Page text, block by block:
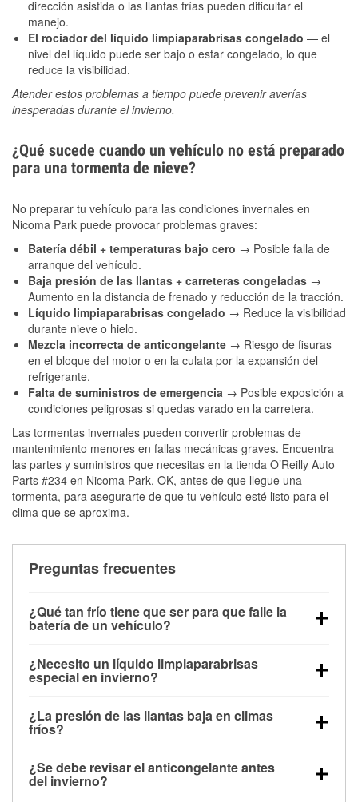
dirección asistida o las llantas frías pueden dificultar el
manejo.
El rociador del líquido limpiaparabrisas congelado — el
nivel del líquido puede ser bajo o estar congelado, lo que
reduce la visibilidad.
Atender estos problemas a tiempo puede prevenir averías
inesperadas durante el invierno.
¿Qué sucede cuando un vehículo no está preparado
para una tormenta de nieve?
No preparar tu vehículo para las condiciones invernales en
Nicoma Park puede provocar problemas graves:
Batería débil + temperaturas bajo cero → Posible falla de
arranque del vehículo.
Baja presión de las llantas + carreteras congeladas →
Aumento en la distancia de frenado y reducción de la tracción.
Líquido limpiaparabrisas congelado → Reduce la visibilidad
durante nieve o hielo.
Mezcla incorrecta de anticongelante → Riesgo de fisuras
en el bloque del motor o en la culata por la expansión del
refrigerante.
Falta de suministros de emergencia → Posible exposición a
condiciones peligrosas si quedas varado en la carretera.
Las tormentas invernales pueden convertir problemas de
mantenimiento menores en fallas mecánicas graves. Encuentra
las partes y suministros que necesitas en la tienda O’Reilly Auto
Parts #234 en Nicoma Park, OK, antes de que llegue una
tormenta, para asegurarte de que tu vehículo esté listo para el
clima que se aproxima.
Preguntas frecuentes
¿Qué tan frío tiene que ser para que falle la
batería de un vehículo?
debajo de los 32 °F y puede perder hasta la mitad de
su potencia de arranque cerca de los 0 °F, lo que
arranque.
¿Necesito un líquido limpiaparabrisas
especial en invierno?
la congelación y ayuda a disolver la sal y la nieve
derretida en la carretera para mejorar la visibilidad.
¿La presión de las llantas baja en climas
fríos?
alrededor de 1 PSI por cada 10 °F que baja la
temperatura. Puedes obtener más información sobre
¿Se debe revisar el anticongelante antes
del invierno?